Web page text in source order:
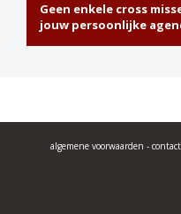
Geen enkele cross
jouw persoonlijke
algemene voorwaarden - contact